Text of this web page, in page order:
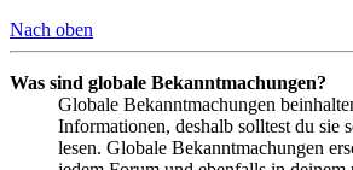
Nach oben
Was sind globale Bekanntmachungen?
Globale Bekanntmachungen
Informationen, deshalb solltest du sie
lesen. Globale Bekanntmachungen